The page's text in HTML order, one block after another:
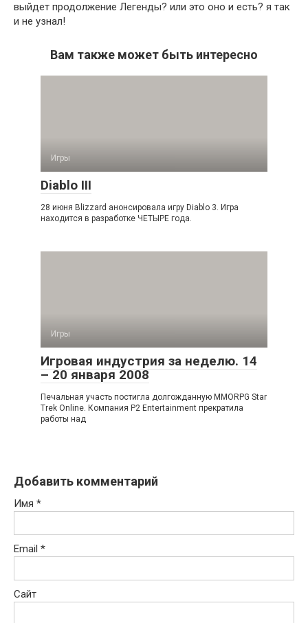
выйдет продолжение Легенды? или это оно и есть? я так
и не узнал!
Вам также может быть интересно
Игры
Diablo III
28 июня Blizzard анонсировала игру Diablo 3. Игра
находится в разработке ЧЕТЫРЕ года.
Игры
Игровая индустрия за неделю. 14
– 20 января 2008
Печальная участь постигла долгожданную MMORPG Star
Trek Online. Компания P2 Entertainment прекратила
работы над
Добавить комментарий
Имя *
Email *
Сайт